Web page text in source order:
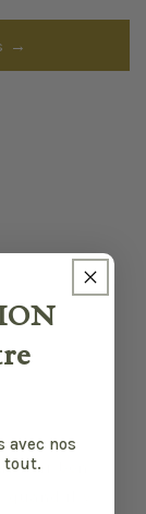
→
leur bon
avec nos
tout.